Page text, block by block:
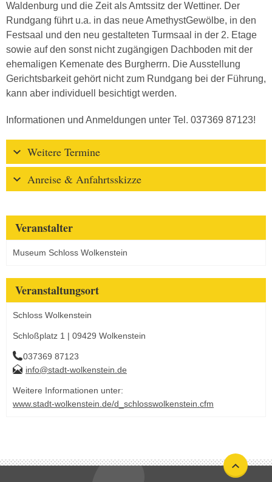
Waldenburg und die Zeit als Amtssitz der Wettiner. Der
Rundgang führt u.a. in das neue AmethystGewölbe, in den
Festsaal und den neu gestalteten Turmsaal in der 2. Etage
sowie auf den sonst nicht zugängigen Dachboden mit der
ehemaligen Kemenate des Burgherrn. Die Ausstellung
Gerichtsbarkeit gehört nicht zum Rundgang bei der Führung,
kann aber individuell besichtigt werden.
Informationen und Anmeldungen unter Tel. 037369 87123!
Weitere Termine
Anreise & Anfahrtsskizze
Veranstalter
Museum Schloss Wolkenstein
Veranstaltungsort
Schloss Wolkenstein
Schloßplatz 1 | 09429 Wolkenstein
037369 87123
info@stadt-wolkenstein.de
Weitere Informationen unter:
www.stadt-wolkenstein.de/d_schlosswolkenstein.cfm